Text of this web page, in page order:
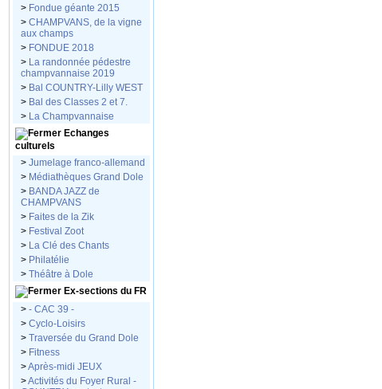
> Fondue géante 2015
> CHAMPVANS, de la vigne
aux champs
> FONDUE 2018
> La randonnée pédestre
champvannaise 2019
> Bal COUNTRY-Lilly WEST
> Bal des Classes 2 et 7.
> La Champvannaise
Echanges
culturels
> Jumelage franco-allemand
> Médiathèques Grand Dole
> BANDA JAZZ de
CHAMPVANS
> Faites de la Zik
> Festival Zoot
> La Clé des Chants
> Philatélie
> Théâtre à Dole
Ex-sections du FR
> - CAC 39 -
> Cyclo-Loisirs
> Traversée du Grand Dole
> Fitness
>Après-midi JEUX
>Activités du Foyer Rural -